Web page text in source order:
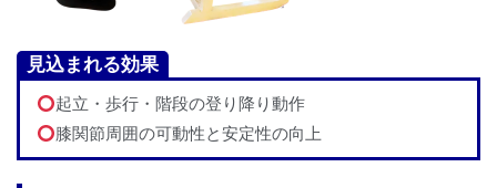
見込まれる効果
起立・歩行・階段の登り降り動作
膝関節周囲の可動性と安定性の向上